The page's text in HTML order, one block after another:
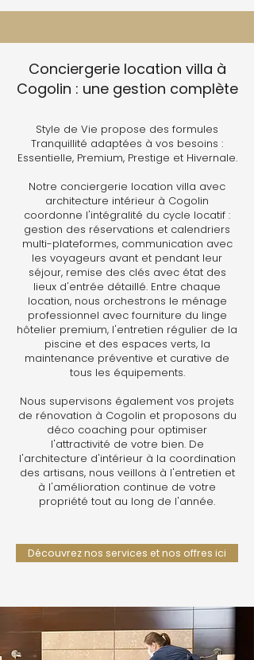
Conciergerie location villa à
Cogolin : une gestion complète
Style de Vie propose des formules
Tranquillité adaptées à vos besoins :
Essentielle, Premium, Prestige et Hivernale.
Notre conciergerie location villa avec
architecture intérieur à Cogolin
coordonne l'intégralité du cycle locatif :
gestion des réservations et calendriers
multi-plateformes, communication avec
les voyageurs avant et pendant leur
séjour, remise des clés avec état des
lieux d'entrée détaillé. Entre chaque
location, nous orchestrons le ménage
professionnel avec fourniture du linge
hôtelier premium, l'entretien régulier de la
piscine et des espaces verts, la
maintenance préventive et curative de
tous les équipements.
Nous supervisons également vos projets
de rénovation à Cogolin et proposons du
déco coaching pour optimiser
l'attractivité de votre bien. De
l'architecture d'intérieur à la coordination
des artisans, nous veillons à l'entretien et
à l'amélioration continue de votre
propriété tout au long de l'année.
Découvrez nos services et nos offres ici